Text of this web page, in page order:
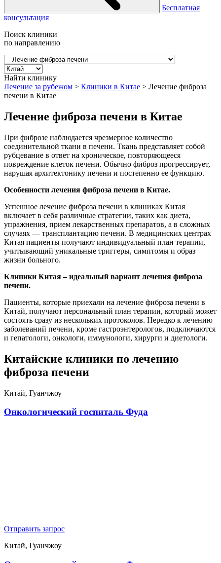
Бесплатная
консультация
Поиск клиники
по направлению
Найти клинику
Лечение за рубежом > Клиники в Китае > Лечение фиброза
печени в Китае
Лечение фиброза печени в Китае
При фиброзе наблюдается чрезмерное количество
соединительной ткани в печени. Ткань представляет собой
рубцевание в ответ на хроническое, повторяющееся
повреждение клеток печени. Обычно фиброз прогрессирует,
нарушая архитектонику печени и постепенно ее функцию.
Особенности лечения фиброза печени в Китае.
Успешное лечение фиброза печени в клиниках Китая
включает в себя различные стратегии, таких как диета,
упражнения, прием лекарственных препаратов, а в сложных
случаях — трансплантацию печени. В медицинских центрах
Китая пациенты получают индивидуальный план терапии,
учитывающий уникальные триггеры, симптомы и образ
жизни больного.
Клиники Китая – идеальный вариант лечения фиброза
печени.
Пациенты, которые приехали на лечение фиброза печени в
Китай, получают персональный план терапии, который может
состоять сразу из нескольких протоколов. Нередко к лечению
заболеваний печени, кроме гастроэнтерологов, подключаются
и гепатологи, онкологи, иммунологи, хирурги и диетологи.
Китайские клиники по лечению
фиброза печени
Китай, Гуанчжоу
Онкологический госпиталь Фуда
Отправить запрос
Китай, Гуанчжоу